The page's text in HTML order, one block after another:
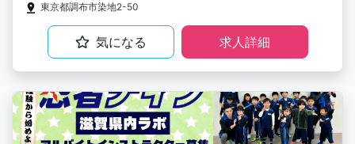
東京都調布市染地2-50
気になる 求人詳細